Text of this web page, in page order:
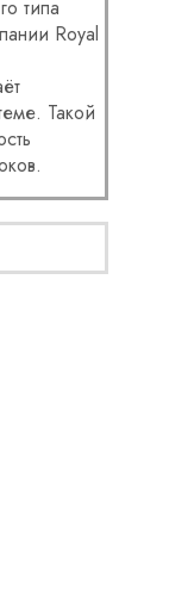
типа
Royal
Такой